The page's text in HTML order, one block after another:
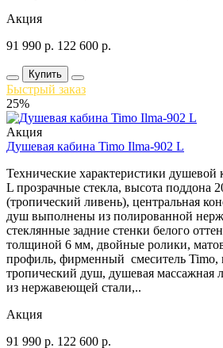
Акция
91 990 р. 122 600 р.
Купить
Быстрый заказ
25%
Акция
Душевая кабина Timo Ilma-902 L
Технические характеристики
L прозрачные стекла, высота поддона
(тропический ливень), центральная
душ выполнены из полированной
стеклянные задние стенки белого
толщиной 6 мм, двойные ролики,
профиль, фирменный смеситель Timo,
тропический душ, душевая массажная
из нержавеющей стали,..
Акция
91 990 р. 122 600 р.